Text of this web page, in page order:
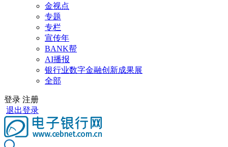
金视点
专题
专栏
宣传年
BANK帮
AI播报
银行业数字金融创新成果展
全部
登录 注册
退出登录